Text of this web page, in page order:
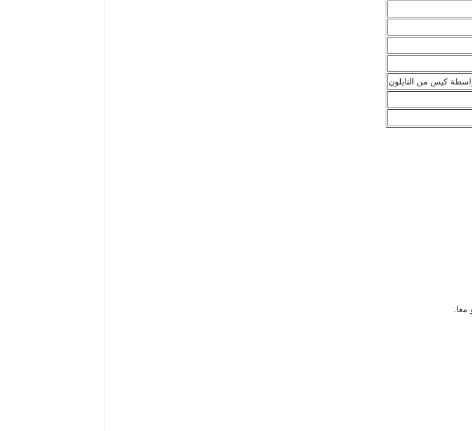
كيس من النايلون
معا.